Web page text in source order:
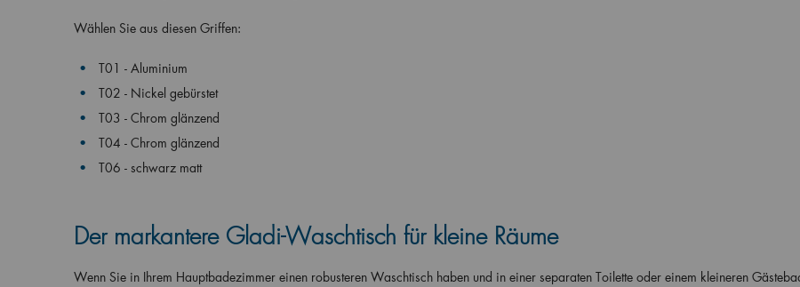
Wählen Sie aus diesen Griffen:
T01 - Aluminium
T02 - Nickel gebürstet
T03 - Chrom glänzend
T04 - Chrom glänzend
T06 - schwarz matt
Der markantere Gladi-Waschtisch für kleine Räume
Wenn Sie in Ihrem Hauptbadezimmer einen robusteren Waschtisch haben und in einer separaten Toilette oder einem kleineren